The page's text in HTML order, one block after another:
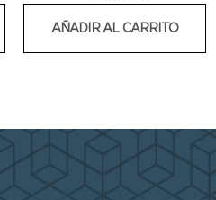
AÑADIR AL CARRITO